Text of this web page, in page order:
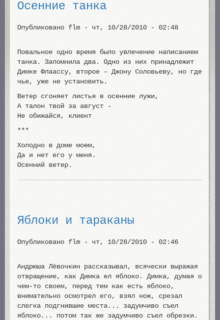
Осенние танка
Опубликовано flm - чт, 10/28/2010 - 02:48
Повальное одно время было увлечение написанием
танка. Запомнила два. Одно из них принадлежит
Димке Флаассу, второе – Джону Соловьеву, но где
чье, уже не установить.
Ветер сгоняет листья в осенние лужи,
А талон твой за август -
Не обижайся, клиент
***
Холодно в доме моем,
Да и нет его у меня.
Осенний ветер.
Яблоки и тараканы
Опубликовано flm - чт, 10/28/2010 - 02:46
Андрюша Лёвочкин рассказывал, всячески выражая
отвращение, как Димка ел яблоко. Димка, думая о
чем-то своем, перед тем как есть яблоко,
внимательно осмотрел его, взял нож, срезал
слегка подгнившие места... задумчиво съел
яблоко... потом так же задумчиво съел обрезки.